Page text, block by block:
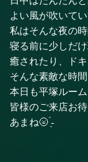
よい風が吹いて
私はそんな夜の
寝る前に少しだ
癒されたり、ド
そんな素敵な時
本日も平塚ルー
皆様のご来店お
あまね🌝 ̖́-